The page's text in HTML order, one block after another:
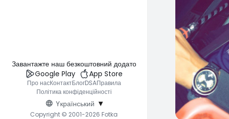
Завантажте наш безкоштовний додаток
Google Play
App Store
Про насКонтактБлогDSAПравила
Політика конфіденційності
Yкраїнський ▾
Copyright © 2001-2026 Fotka